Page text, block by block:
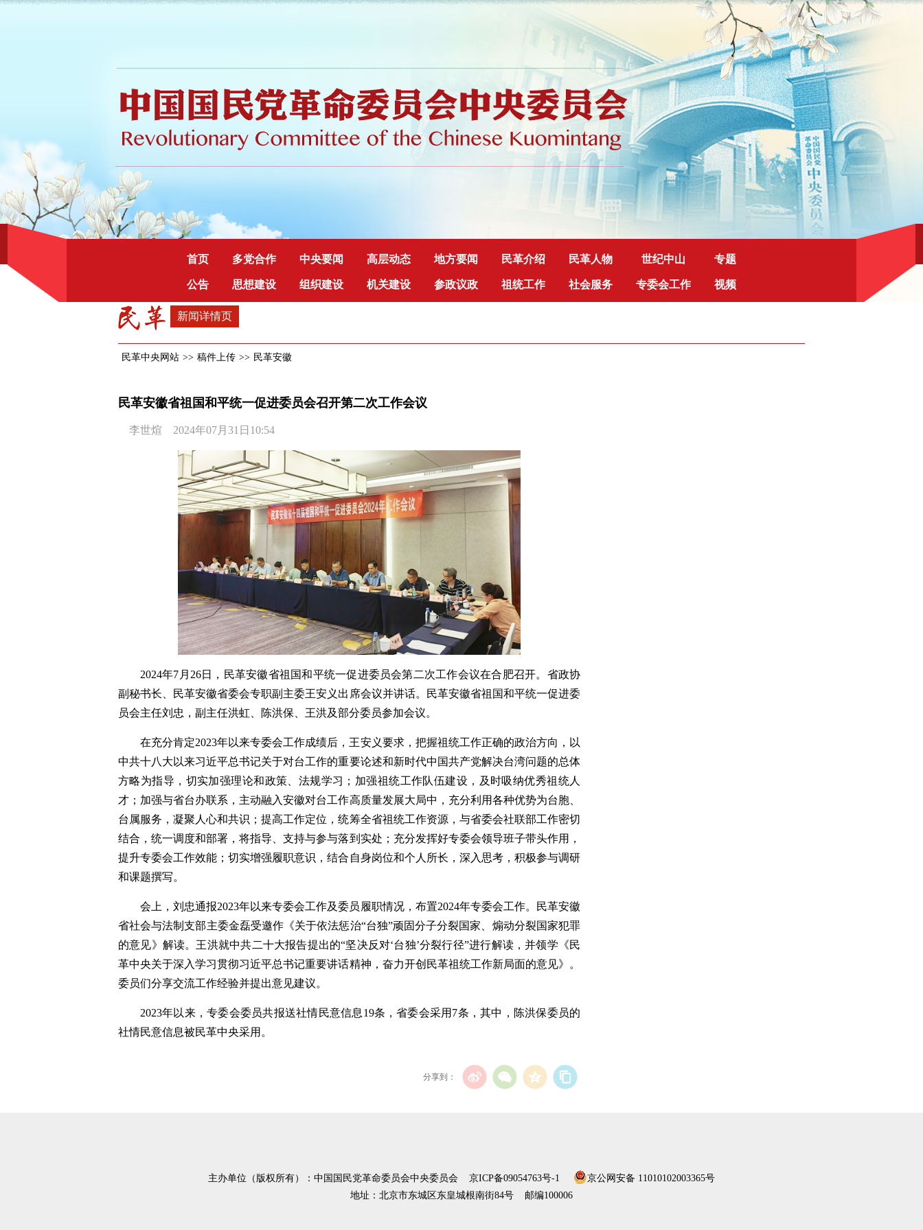
首页 多党合作 中央要闻 高层动态 地方要闻 民革介绍 民革人物 世纪中山 专题
公告 思想建设 组织建设 机关建设 参政议政 祖统工作 社会服务 专委会工作 视频
新闻详情页
民革中央网站 >> 稿件上传 >> 民革安徽
民革安徽省祖国和平统一促进委员会召开第二次工作会议
李世煊 2024年07月31日10:54
2024年7月26日，民革安徽省祖国和平统一促进委员会第二次工作会议在合肥召开。省政协
副秘书长、民革安徽省委会专职副主委王安义出席会议并讲话。民革安徽省祖国和平统一促进委
员会主任刘忠，副主任洪虹、陈洪保、王洪及部分委员参加会议。
在充分肯定2023年以来专委会工作成绩后，王安义要求，把握祖统工作正确的政治方向，以
中共十八大以来习近平总书记关于对台工作的重要论述和新时代中国共产党解决台湾问题的总体
方略为指导，切实加强理论和政策、法规学习；加强祖统工作队伍建设，及时吸纳优秀祖统人
才；加强与省台办联系，主动融入安徽对台工作高质量发展大局中，充分利用各种优势为台胞、
台属服务，凝聚人心和共识；提高工作定位，统筹全省祖统工作资源，与省委会社联部工作密切
结合，统一调度和部署，将指导、支持与参与落到实处；充分发挥好专委会领导班子带头作用，
提升专委会工作效能；切实增强履职意识，结合自身岗位和个人所长，深入思考，积极参与调研
和课题撰写。
会上，刘忠通报2023年以来专委会工作及委员履职情况，布置2024年专委会工作。民革安徽
省社会与法制支部主委金磊受邀作《关于依法惩治“台独”顽固分子分裂国家、煽动分裂国家犯罪
的意见》解读。王洪就中共二十大报告提出的“坚决反对‘台独’分裂行径”进行解读，并领学《民
革中央关于深入学习贯彻习近平总书记重要讲话精神，奋力开创民革祖统工作新局面的意见》。
委员们分享交流工作经验并提出意见建议。
2023年以来，专委会委员共报送社情民意信息19条，省委会采用7条，其中，陈洪保委员的
社情民意信息被民革中央采用。
分享到：
主办单位（版权所有）：中国国民党革命委员会中央委员会 京ICP备09054763号-1
京公网安备 11010102003365号
地址：北京市东城区东皇城根南街84号 邮编100006